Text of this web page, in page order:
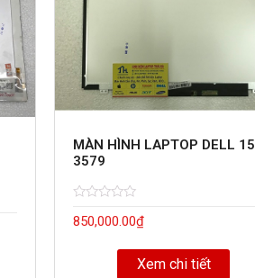
MÀN HÌNH LAPTOP DELL 15
3579
0
850,000.00₫
Xem chi tiết